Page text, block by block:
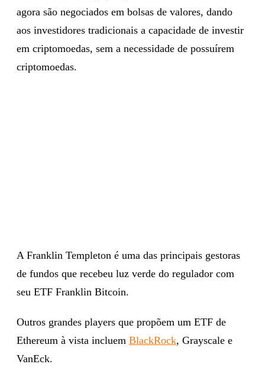
agora são negociados em bolsas de valores, dando
aos investidores tradicionais a capacidade de investir
em criptomoedas, sem a necessidade de possuírem
criptomoedas.
A Franklin Templeton é uma das principais gestoras
de fundos que recebeu luz verde do regulador com
seu ETF Franklin Bitcoin.
Outros grandes players que propõem um ETF de
Ethereum à vista incluem BlackRock, Grayscale e
VanEck.